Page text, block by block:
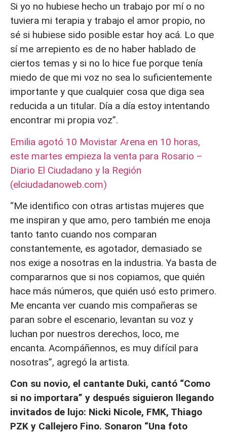
Si yo no hubiese hecho un trabajo por mí o no
tuviera mi terapia y trabajo el amor propio, no
sé si hubiese sido posible estar hoy acá. Lo que
sí me arrepiento es de no haber hablado de
ciertos temas y si no lo hice fue porque tenía
miedo de que mi voz no sea lo suficientemente
importante y que cualquier cosa que diga sea
reducida a un titular. Día a día estoy intentando
encontrar mi propia voz”.
Emilia agotó 10 Movistar Arena en 10 horas,
este martes empieza la venta para Rosario –
Diario El Ciudadano y la Región
(elciudadanoweb.com)
“Me identifico con otras artistas mujeres que
me inspiran y que amo, pero también me enoja
tanto tanto cuando nos comparan
constantemente, es agotador, demasiado se
nos exige a nosotras en la industria. Ya basta de
compararnos que si nos copiamos, que quién
hace más números, que quién usó esto primero.
Me encanta ver cuando mis compañeras se
paran sobre el escenario, levantan su voz y
luchan por nuestros derechos, loco, me
encanta. Acompáñennos, es muy difícil para
nosotras”, agregó la artista.
Con su novio, el cantante Duki, cantó “Como
si no importara” y después siguieron llegando
invitados de lujo: Nicki Nicole, FMK, Thiago
PZK y Callejero Fino. Sonaron “Una foto